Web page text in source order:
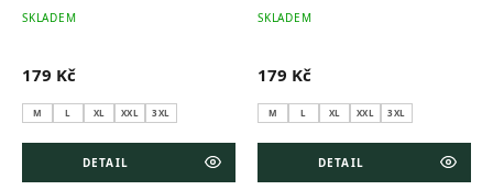
SKLADEM
179 Kč
M L XL XXL 3XL
DETAIL
SKLADEM
179 Kč
M L XL XXL 3XL
DETAIL